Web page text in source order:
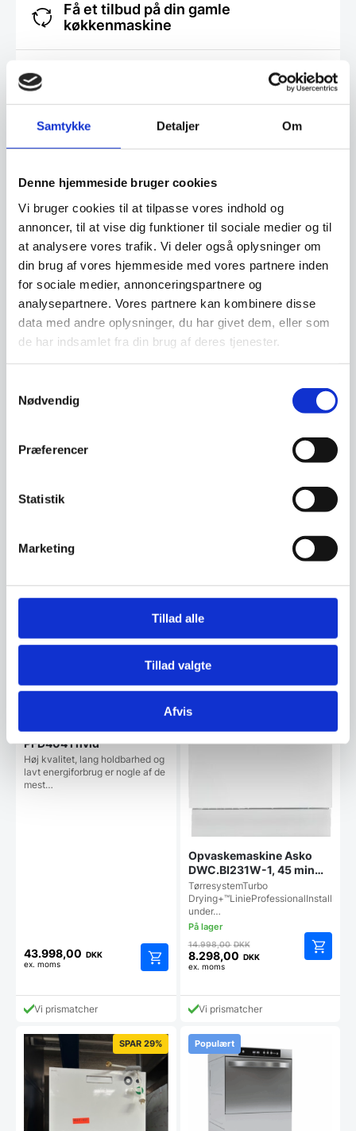
Samtykke Detaljer Om
Denne hjemmeside bruger cookies
Vi bruger cookies til at tilpasse vores indhold og
annoncer, til at vise dig funktioner til sociale medier og til
at analysere vores trafik. Vi deler også oplysninger om
din brug af vores hjemmeside med vores partnere inden
for sociale medier, annonceringspartnere og
analysepartnere. Vores partnere kan kombinere disse
data med andre oplysninger, du har givet dem, eller som
de har indsamlet fra din brug af deres tjenester.
Nødvendig
Præferencer
Statistik
Marketing
Tillad alle
Tillad valgte
Afvis
Få et tilbud på din gamle
køkkenmaskine
Mange køkkenmaskiner kan få nyt liv. Vi
tilbagekøber hvert år mange maskiner af alle
derfor en vurdering af din gamle maskine.
Klik her og få et tilbud
Finansiering
Ønsker du at få dine varer finansieret har vi
både eget finansieringsselskab samt eksterne
samarbejdspartnere. Du findes vores beregner
og ansøgningsskema her:
Beregn og ansøg her
Relaterede varer
Opvaskemaskine, Miele
PFD404 i hvid
Høj kvalitet, lang holdbarhed og
lavt energiforbrug er nogle af de
mest…
43.998,00 DKK
ex. moms
Vi prismatcher
Populært SPAR 45%
Opvaskemaskine Asko
DWC.BI231W-1, 45 min
vaskeprogram
TørresystemTurbo
under…
14.998,00DKKDen
oprindelige
14.998,00 DKK.
8.298,00 DKK
Den
pris
er:
ex. moms
Vi prismatcher
SPAR 29% Populært